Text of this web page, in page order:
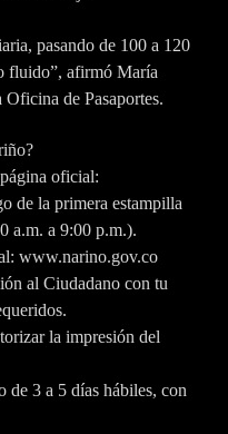
pasando de 100 a 120
fluido”, afirmó María
de Pasaportes.
oficial:
de la primera estampilla
a.m. a 9:00 p.m.).
www.narino.gov.co
al Ciudadano con tu
la impresión del
de 3 a 5 días hábiles, con